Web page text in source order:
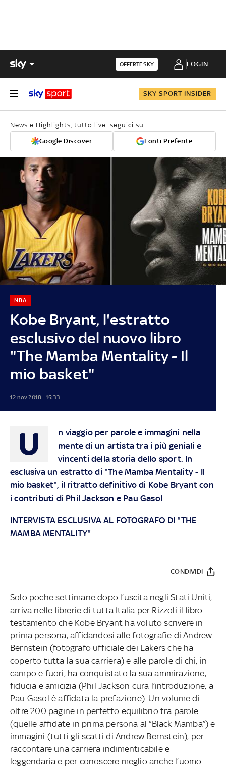
OFFERTE SKY LOGIN
SKY SPORT INSIDER
News e Highlights, tutto live: seguici su
Google Discover Fonti Preferite
Kobe Bryant, l'estratto
esclusivo del nuovo libro
"The Mamba Mentality - Il
mio basket"
NBA
12 nov 2018 - 15:33
U
n viaggio per parole e immagini nella
mente di un artista tra i più geniali e
vincenti della storia dello sport. In
esclusiva un estratto di "The Mamba Mentality - Il
mio basket", il ritratto definitivo di Kobe Bryant con
i contributi di Phil Jackson e Pau Gasol
INTERVISTA ESCLUSIVA AL FOTOGRAFO DI "THE
MAMBA MENTALITY"
CONDIVIDI
Solo poche settimane dopo l’uscita negli Stati Uniti,
arriva nelle librerie di tutta Italia per Rizzoli il libro-
testamento che Kobe Bryant ha voluto scrivere in
prima persona, affidandosi alle fotografie di Andrew
Bernstein (fotografo ufficiale dei Lakers che ha
coperto tutta la sua carriera) e alle parole di chi, in
campo e fuori, ha conquistato la sua ammirazione,
fiducia e amicizia (Phil Jackson cura l’introduzione, a
Pau Gasol è affidata la prefazione). Un volume di
oltre 200 pagine in perfetto equilibrio tra parole
(quelle affidate in prima persona al “Black Mamba”) e
immagini (tutti gli scatti di Andrew Bernstein), per
raccontare una carriera indimenticabile e
leggendaria e per conoscere meglio anche l’uomo